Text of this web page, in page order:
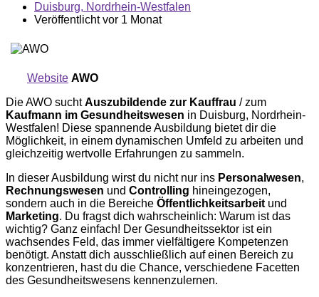
Duisburg, Nordrhein-Westfalen
Veröffentlicht vor 1 Monat
Website AWO
Die AWO suchtAuszubildende zur Kauffrau / zum
Kaufmann im Gesundheitswesen in Duisburg, Nordrhein-
Westfalen! Diese spannende Ausbildung bietet dir die
Möglichkeit, in einem dynamischen Umfeld zu arbeiten und
gleichzeitig wertvolle Erfahrungen zu sammeln.
In dieser Ausbildung wirst du nicht nur ins Personalwesen,
Rechnungswesen und Controlling hineingezogen,
sondern auch in die Bereiche Öffentlichkeitsarbeit und
Marketing. Du fragst dich wahrscheinlich: Warum ist das
wichtig? Ganz einfach! Der Gesundheitssektor ist ein
wachsendes Feld, das immer vielfältigere Kompetenzen
benötigt. Anstatt dich ausschließlich auf einen Bereich zu
konzentrieren, hast du die Chance, verschiedene Facetten
des Gesundheitswesens kennenzulernen.